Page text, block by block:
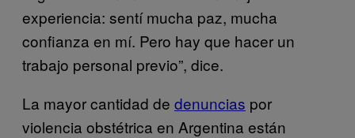
experiencia: sentí mucha paz, mucha
confianza en mí. Pero hay que hacer un
trabajo personal previo”, dice.
La mayor cantidad de denuncias por
violencia obstétrica en Argentina están